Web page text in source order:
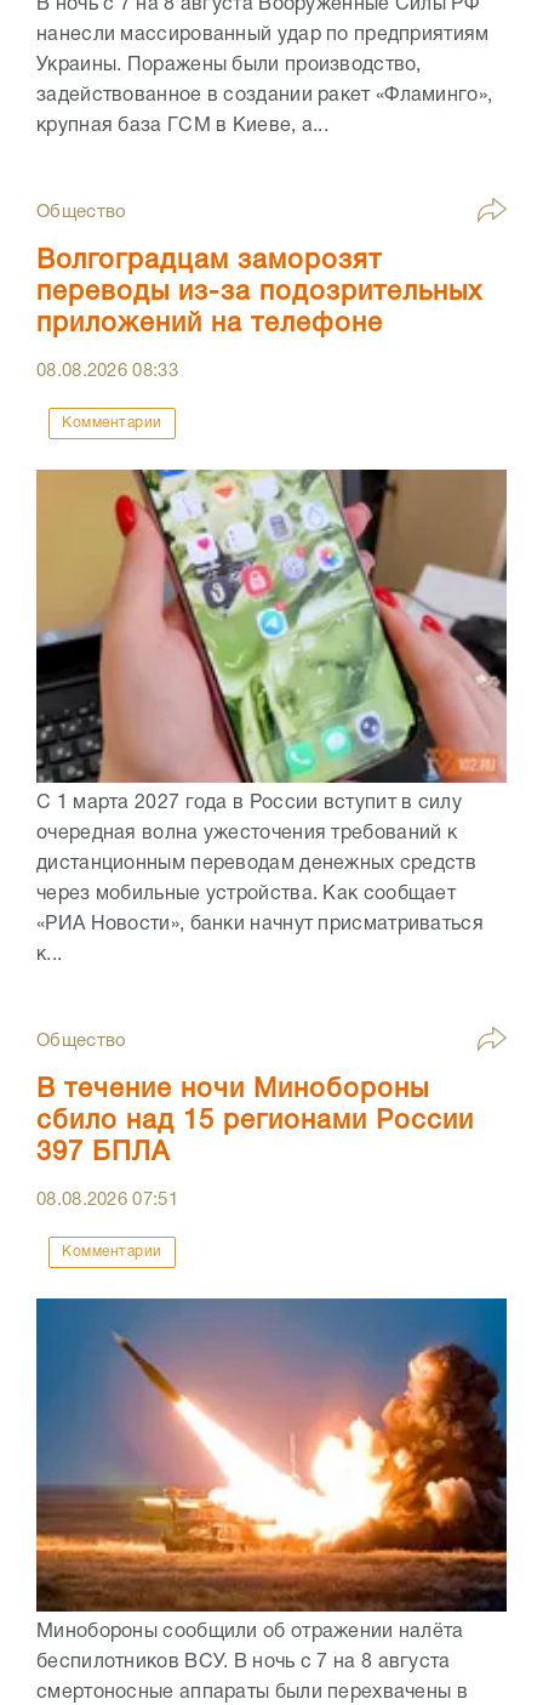
В ночь с 7 на 8 августа Вооружённые Силы РФ
нанесли массированный удар по предприятиям
Украины. Поражены были производство,
задействованное в создании ракет «Фламинго»,
крупная база ГСМ в Киеве, а...
Общество
Волгоградцам заморозят
переводы из-за подозрительных
приложений на телефоне
08.08.202608:33
Комментарии
С 1 марта 2027 года в России вступит в силу
очередная волна ужесточения требований к
дистанционным переводам денежных средств
через мобильные устройства. Как сообщает
«РИА Новости», банки начнут присматриваться
к...
Общество
В течение ночи Минобороны
сбило над 15 регионами России
397 БПЛА
08.08.202607:51
Комментарии
Минобороны сообщили об отражении налёта
беспилотников ВСУ. В ночь с 7 на 8 августа
смертоносные аппараты были перехвачены в